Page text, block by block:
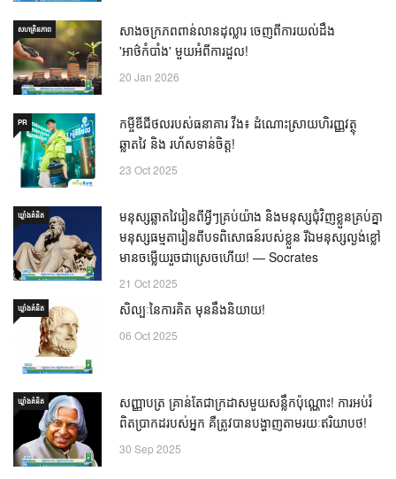
សហគ្រិនភាព
សាងចក្រភពពាន់លានដុល្លារ ចេញពីការយល់ដឹង
'អាថ៌កំបាំង' មួយអំពីការដួល!
20 Jan 2026
PR
កម្ចីឌីជីថលរបស់ធនាគារ វីង៖ ដំណោះស្រាយហិរញ្ញវត្ថុ
ឆ្លាតវៃ និង រហ័សទាន់ចិត្ត!
23 Oct 2025
ឃ្លាំង​គំនិត
មនុស្សឆ្លាតវៃរៀនពីអ្វីៗគ្រប់យ៉ាង និងមនុស្សជុំវិញខ្លួនគ្រប់គ្នា
មនុស្សធម្មតារៀនពីបទពិសោធន៍របស់ខ្លួន រីឯមនុស្សល្ងង់ខ្លៅ
មានចម្លើយរួចជាស្រេចហើយ! — Socrates
21 Oct 2025
ឃ្លាំង​គំនិត សិល្បៈនៃការគិត មុននឹងនិយាយ!
06 Oct 2025
ឃ្លាំង​គំនិត
សញ្ញាបត្រ គ្រាន់តែជាក្រដាសមួយសន្លឹកប៉ុណ្ណោះ! ការអប់រំ
ពិតប្រាកដរបស់អ្នក គឺត្រូវបានបង្ហាញតាមរយៈឥរិយាបថ!
30 Sep 2025